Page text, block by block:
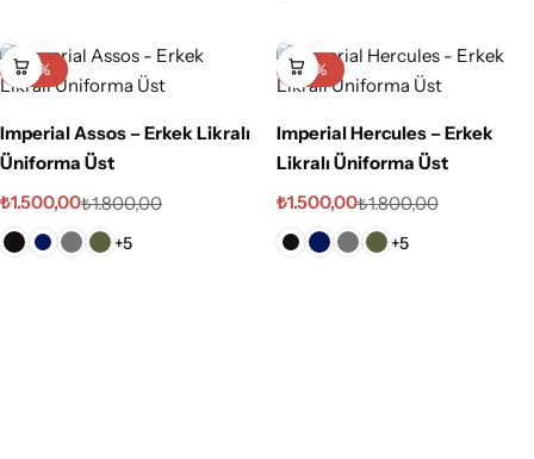
-17%
Imperial Assos – Erkek Likralı
Üniforma Üst
₺1.800,00
₺1.500,00
+5
-17%
Imperial Hercules – Erkek
Likralı Üniforma Üst
₺1.800,00
₺1.500,00
+5